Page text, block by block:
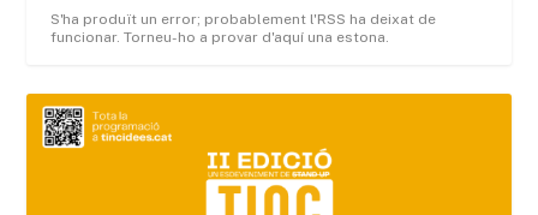
S'ha produït un error; probablement l'RSS ha deixat de
funcionar. Torneu-ho a provar d'aquí una estona.